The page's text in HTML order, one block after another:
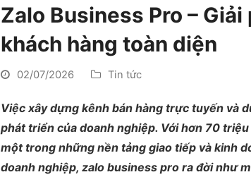
Zalo Business Pro –
khách hàng toàn diện
02/07/2026 Tin tức
Việc xây dựng kênh bán hàng trực tuyến và
phát triển của doanh nghiệp. Với hơn 70
một trong những nền tảng giao tiếp và kinh
doanh nghiệp, zalo business pro ra đời như